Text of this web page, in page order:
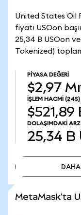
United States Oil
fiyatı USOon
25,34 B USOon
Tokenized)
PIYASA DEĞERI
$2,97
İŞLEM HACMI (24S)
$521,89
DOLAŞIMDAKI ARZ
25,34 B
MetaMask'ta